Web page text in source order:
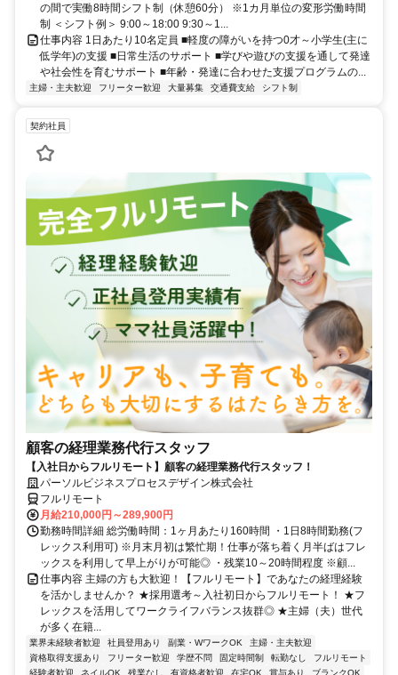
の間で実働8時間シフト制（休憩60分） ※1カ月単位の変形労働時間
制 ＜シフト例＞ 9:00～18:00 9:30～1...
仕事内容 1日あたり10名定員 ■軽度の障がいを持つ0才～小学生(主に
低学年)の支援 ■日常生活のサポート ■学びや遊びの支援を通して発達
や社会性を育むサポート ■年齢・発達に合わせた支援プログラムの...
主婦・主夫歓迎 フリーター歓迎 大量募集 交通費支給 シフト制
契約社員
顧客の経理業務代行スタッフ
【入社日からフルリモート】顧客の経理業務代行スタッフ！
パーソルビジネスプロセスデザイン株式会社
フルリモート
月給210,000円～289,900円
勤務時間詳細 総労働時間：1ヶ月あたり160時間 ・1日8時間勤務(フ
レックス利用可) ※月末月初は繁忙期！仕事が落ち着く月半ばはフレ
ックスを利用して早上がりが可能◎ ・残業10～20時間程度 ※顧...
仕事内容 主婦の方も大歓迎！【フルリモート】であなたの経理経験
を活かしませんか？ ★採用選考～入社初日からフルリモート！ ★フ
レックスを活用してワークライフバランス抜群◎ ★主婦（夫）世代
が多く在籍...
業界未経験者歓迎 社員登用あり 副業・WワークOK
主婦・主夫歓迎
資格取得支援あり
フリーター歓迎 学歴不問 固定時間制 転勤なし
フルリモート
経験者歓迎
ネイルOK 残業なし 有資格者歓迎 在宅OK 賞与あり ブランクOK